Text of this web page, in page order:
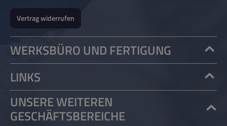
Vertrag widerrufen
WERKSBÜRO UND FERTIGUNG
LINKS
UNSERE WEITEREN
GESCHÄFTSBEREICHE